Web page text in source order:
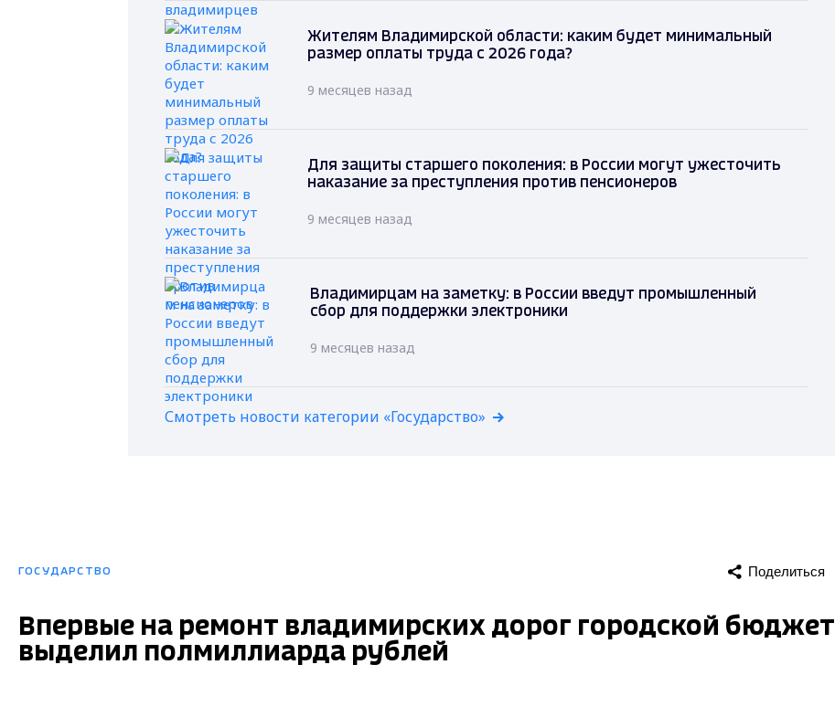
Жителям Владимирской области: каким будет минимальный
размер оплаты труда с 2026 года?
9 месяцев назад
Для защиты старшего поколения: в России могут ужесточить
наказание за преступления против пенсионеров
9 месяцев назад
Владимирцам на заметку: в России введут промышленный
сбор для поддержки электроники
9 месяцев назад
Смотреть новости категории «Государство»
ГОСУДАРСТВО Поделиться
Впервые на ремонт владимирских дорог городской бюджет
выделил полмиллиарда рублей